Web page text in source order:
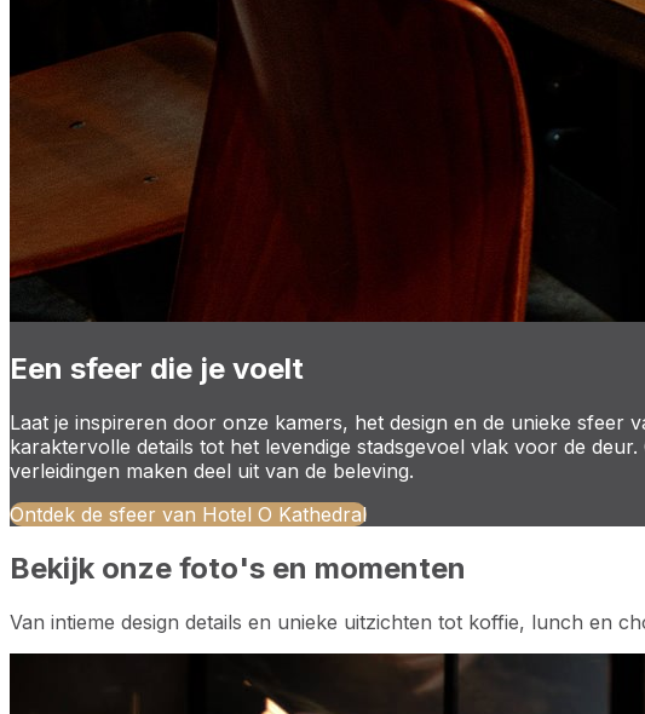
Een sfeer die je voelt
Laat je inspireren door onze kamers, het design en de unieke
karaktervolle details tot het levendige stadsgevoel vlak voor de
verleidingen maken deel uit van de beleving.
Ontdek de sfeer van Hotel O Kathedral
Bekijk onze foto's en momenten
Van intieme design details en unieke uitzichten tot koffie, lunch en